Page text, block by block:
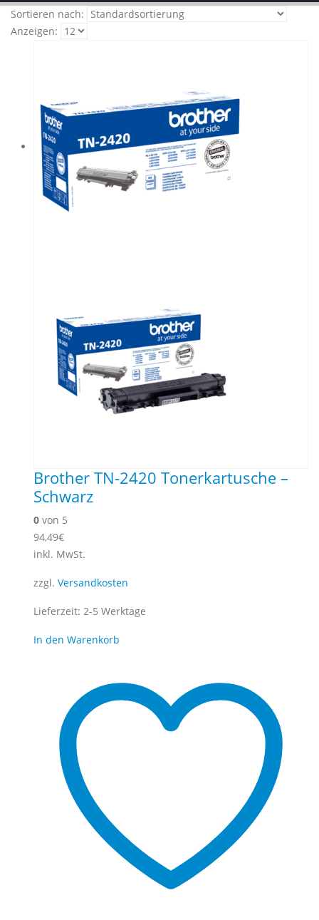
Sortieren nach:
Anzeigen:
Brother TN-2420 Tonerkartusche –
Schwarz
0 von 5
94,49€
inkl. MwSt.
zzgl. Versandkosten
Lieferzeit: 2-5 Werktage
In den Warenkorb